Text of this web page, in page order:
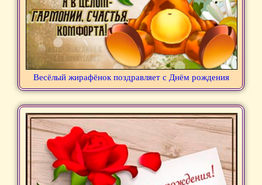
Весёлый жирафёнок поздравляет с Днём рождения